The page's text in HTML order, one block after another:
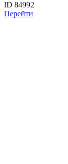
ID 84992
Перейти